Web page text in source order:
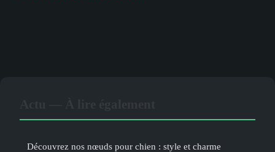
Découvrez nos nœuds pour chien : style et charme